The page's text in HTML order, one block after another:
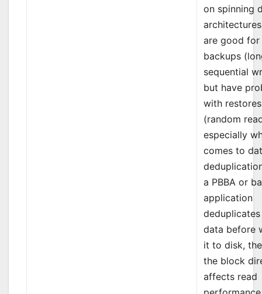
on spinning
are good for
backups
sequential
but have
with restores
(random
especially
comes to
a PBBA or
application
data before
it to disk,
the block
affects read